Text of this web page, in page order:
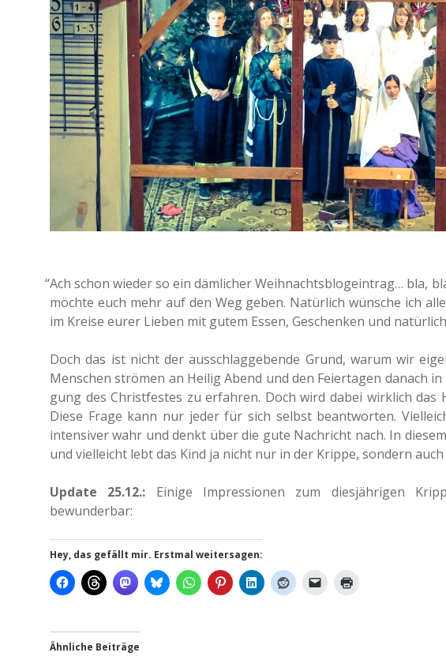
“Ach schon wieder so ein däm­li­cher Weih­nachts­blog­ein­trag… bla,
möchte euch mehr auf den Weg geben. Natür­lich wün­sche ich
im Kreise eurer Lieben mit gutem Essen, Geschen­ken und
Doch das ist nicht der aus­schlag­ge­ben­de Grund, warum wir
Men­schen strö­men an Heilig Abend und den Fei­er­ta­gen danach
gung des Christ­fes­tes zu erfah­ren. Doch wird dabei wirk­lich
Diese Frage kann nur jeder für sich selbst beant­wor­ten.
inten­si­ver wahr und denkt über die gute Nach­richt nach. In
und viel­leicht lebt das Kind ja nicht nur in der Krippe, son­dern
Update 25.12.: Einige Impres­sio­nen zum dies­jäh­ri­gen
bewunderbar:
Hey, das gefällt mir. Erstmal weitersagen:
Ähnliche Beiträge